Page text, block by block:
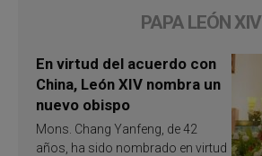
PAPA LEÓN XIV
En virtud del acuerdo con
China, León XIV nombra un
nuevo obispo
Mons. Chang Yanfeng, de 42
años, ha sido nombrado en virtud